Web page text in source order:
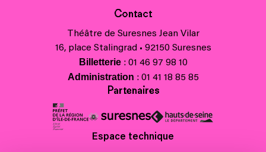
Contact
Théâtre de Suresnes Jean Vilar
16, place Stalingrad • 92150 Suresnes
Billetterie: 01 46 97 98 10
Administration : 01 41 18 85 85
Partenaires
Espace technique